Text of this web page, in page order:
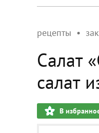
рецепты
Салат
салат
В